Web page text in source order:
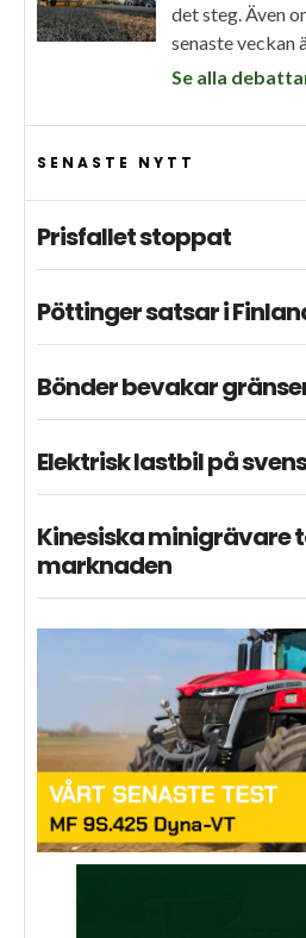
det steg. Även
senaste veckan
Se alla
SENASTE NYTT
Prisfallet stoppat
Pöttinger satsar i
Bönder bevakar
Elektrisk lastbil på
Kinesiska minigrävare
marknaden